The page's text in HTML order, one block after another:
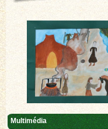
Multimédia